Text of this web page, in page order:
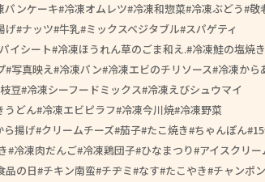
パンケーキ 冷凍オムレツ 冷凍和惣菜 冷凍ぶどう 敬
げ ナッツ 牛乳 ミックスベジタブル スパゲティ
イシート 冷凍ほうれん草のごま和え. 冷凍鮭の塩焼き
写真映え 冷凍パン 冷凍エビのチリソース 冷凍から
豆 冷凍シーフードミックス 冷凍えびシュウマイ
うどん 冷凍エビピラフ 冷凍今川焼 冷凍野菜
ら揚げ クリームチーズ 茄子 たこ焼き ちゃんぽん
冷凍肉だんご 冷凍鶏団子 ひなまつり アイスクリー
品の日 チキン南蛮 チヂミ なす たこやき チャンポン